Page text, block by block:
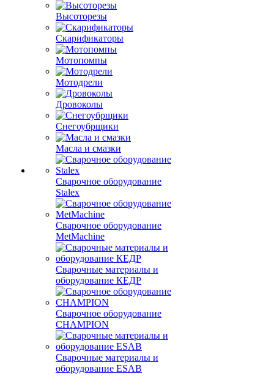
Высоторезы
Скарификаторы
Мотопомпы
Мотодрели
Дровоколы
Снегоубрщики
Масла и смазки
Сварочное оборудование
Stalex
Сварочное оборудование
MetMachine
Сварочные материалы и
оборудование КЕДР
Сварочное оборудование
CHAMPION
Сварочные материалы и
оборудование ESAB